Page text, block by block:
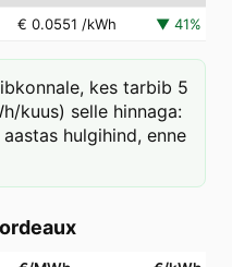
€ 0.0551 /kWh ▼ 41%
kes tarbib 5
kuus) selle hinnaga:
hulgihind, enne